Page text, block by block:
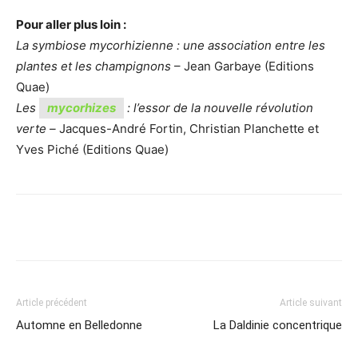
Pour aller plus loin :
La symbiose mycorhizienne : une association entre les
plantes et les champignons – Jean Garbaye (Editions
Quae)
Les
mycorhizes
: l’essor de la nouvelle révolution
verte – Jacques-André Fortin, Christian Planchette et
Yves Piché (Editions Quae)
Article précédent
Automne en Belledonne
Article suivant
La Daldinie concentrique